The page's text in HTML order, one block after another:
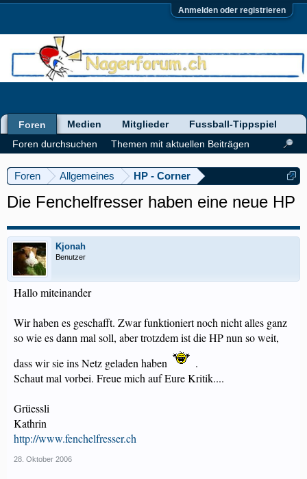
Anmelden oder registrieren
Foren Allgemeines HP - Corner
Die Fenchelfresser haben eine neue HP
Kjonah
Benutzer
Hallo miteinander
Wir haben es geschafft. Zwar funktioniert noch nicht alles ganz
so wie es dann mal soll, aber trotzdem ist die HP nun so weit,
dass wir sie ins Netz geladen haben
.
Schaut mal vorbei. Freue mich auf Eure Kritik....
Grüessli
Kathrin
http://www.fenchelfresser.ch
28. Oktober 2006
Foren
Foren durchsuchen
Themen mit aktuellen Beiträgen
Medien Mitglieder Fussball-Tippspiel